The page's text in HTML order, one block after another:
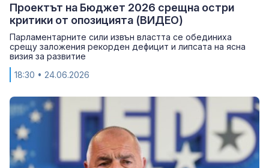
Проектът на Бюджет 2026 срещна остри
критики от опозицията (ВИДЕО)
Парламентарните сили извън властта се обединиха
срещу заложения рекорден дефицит и липсата на ясна
визия за развитие
18:30 • 24.06.2026